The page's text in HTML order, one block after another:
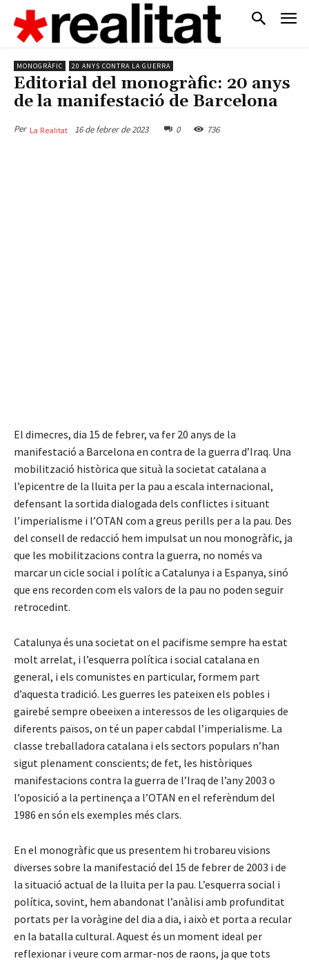
MONOGRÀFIC 20 ANYS CONTRA LA GUERRA
Editorial del monogràfic: 20 anys
de la manifestació de Barcelona
Per La Realitat 16 de febrer de 2023 0 736
El dimecres, dia 15 de febrer, va fer 20 anys de la
manifestació a Barcelona en contra de la guerra d’Iraq. Una
mobilització històrica que situà la societat catalana a
l’epicentre de la lluita per la pau a escala internacional,
defensant la sortida dialogada dels conflictes i situant
l’imperialisme i l’OTAN com a greus perills per a la pau. Des
del consell de redacció hem impulsat un nou monogràfic, ja
que les mobilitzacions contra la guerra, no només va
marcar un cicle social i polític a Catalunya i a Espanya, sinó
que ens recorden com els valors de la pau no poden seguir
retrocedint.
Catalunya és una societat on el pacifisme sempre ha estat
molt arrelat, i l’esquerra política i social catalana en
general, i els comunistes en particular, formem part
d’aquesta tradició. Les guerres les pateixen els pobles i
gairebé sempre obeeixen a interessos de les oligarquies de
diferents països, on té un paper cabdal l’imperialisme. La
classe treballadora catalana i els sectors populars n’han
sigut plenament conscients; de fet, les històriques
manifestacions contra la guerra de l’Iraq de l’any 2003 o
l’oposició a la pertinença a l’OTAN en el referèndum del
1986 en són els exemples més clars.
En el monogràfic que us presentem hi trobareu visions
diverses sobre la manifestació del 15 de febrer de 2003 i de
la situació actual de la lluita per la pau. L’esquerra social i
política, sovint, hem abandonat l’anàlisi amb profunditat
portats per la voràgine del dia a dia, i això et porta a recular
en la batalla cultural. Aquest és un moment ideal per
reflexionar i veure com armar-nos de raons, ja que tots